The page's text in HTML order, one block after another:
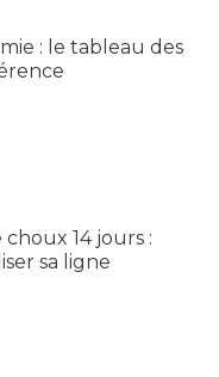
: le tableau des
14 jours :
sa ligne